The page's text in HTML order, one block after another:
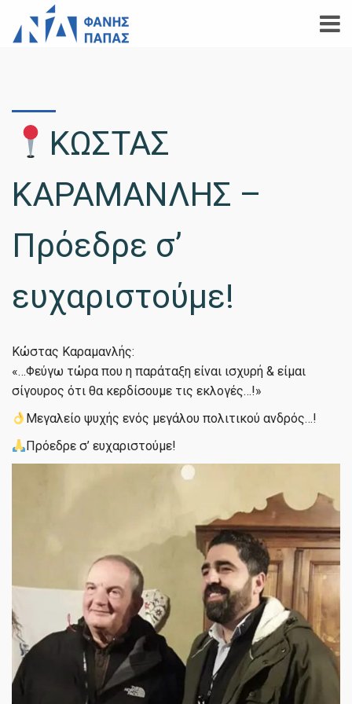
ΚΩΣΤΑΣ
ΚΑΡΑΜΑΝΛΗΣ –
Πρόεδρε σ’
ευχαριστούμε!
Κώστας Καραμανλής:
«…Φεύγω τώρα που η παράταξη είναι ισχυρή & είμαι
σίγουρος ότι θα κερδίσουμε τις εκλογές…!»
Μεγαλείο ψυχής ενός μεγάλου πολιτικού ανδρός…!
Πρόεδρε σ’ ευχαριστούμε!